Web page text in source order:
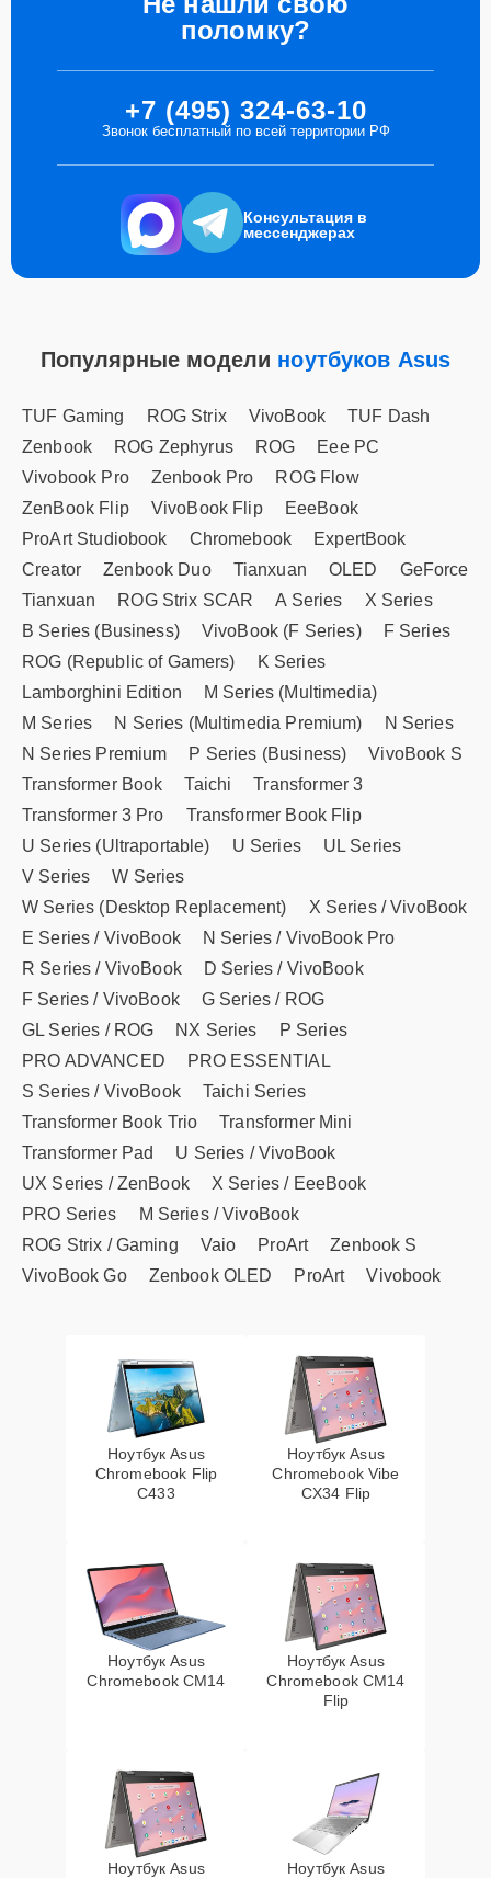
поломку?
+7 (495) 324-63-10
Звонок бесплатный по всей территории РФ
Консультация в
мессенджерах
Популярные модели ноутбуков Asus
TUF Gaming ROG Strix VivoBook
TUF Dash
Zenbook
ROG Zephyrus ROG
Eee PC
Vivobook Pro
Zenbook Pro
ROG Flow
ZenBook Flip
VivoBook Flip
EeeBook
ProArt Studiobook
Chromebook
ExpertBook
Creator
Zenbook Duo Tianxuan OLED
GeForce
Tianxuan
ROG Strix SCAR A Series
X Series
B Series (Business)
VivoBook (F Series)
F Series
ROG (Republic of Gamers)
K Series
Lamborghini Edition
M Series (Multimedia)
M Series
N Series (Multimedia Premium)
N Series
N Series Premium
P Series (Business)
VivoBook S
Transformer Book
Taichi
Transformer 3
Transformer 3 Pro
Transformer Book Flip
U Series (Ultraportable)
U Series
UL Series
V Series
W Series
W Series (Desktop Replacement)
X Series / VivoBook
E Series / VivoBook
N Series / VivoBook Pro
R Series / VivoBook
D Series / VivoBook
F Series / VivoBook
G Series / ROG
GL Series / ROG
NX Series
P Series
PRO ADVANCED
PRO ESSENTIAL
S Series / VivoBook
Taichi Series
Transformer Book Trio
Transformer Mini
Transformer Pad
U Series / VivoBook
UX Series / ZenBook
X Series / EeeBook
PRO Series
M Series / VivoBook
ROG Strix / Gaming
Vaio ProArt
Zenbook S
VivoBook Go
Zenbook OLED ProArt Vivobook
Ноутбук Asus
Chromebook Flip
C433
Ноутбук Asus
Chromebook Vibe
CX34 Flip
Ноутбук Asus
Chromebook CM14
Ноутбук Asus
Chromebook CM14
Flip
Ноутбук Asus
Ноутбук Asus